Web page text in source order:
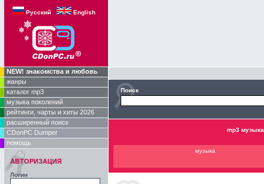
Русский English
NEW! знакомства и любовь
жанры
каталог mp3
музыка поколений
рейтинги, чарты и хиты 2026
расширенный поиск
CDonPC Dumper
помощь
АВТОРИЗАЦИЯ
Логин
Поиск
mp3 музыка
музыка